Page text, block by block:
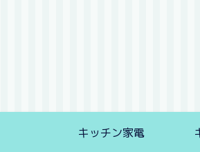
キッチン家電